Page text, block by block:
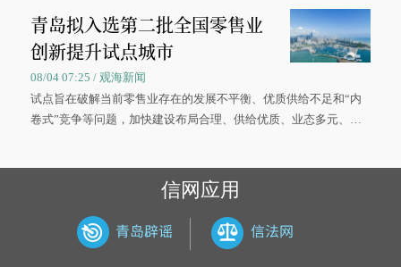
大学材料科学与工程学院材料类专业的录取通知书。
青岛拟入选第二批全国零售业
创新提升试点城市
08/04 07:25 / 观海新闻
试点旨在破解当前零售业存在的发展不平衡、优质供给不足和“内
卷式”竞争等问题，加快建设布局合理、供给优质、业态多元、智
信网应用